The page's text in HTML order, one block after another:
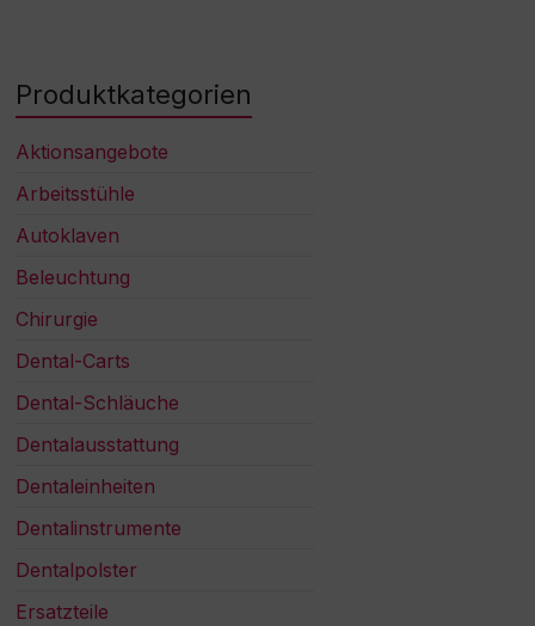
Produktkategorien
Aktionsangebote
Arbeitsstühle
Autoklaven
Beleuchtung
Chirurgie
Dental-Carts
Dental-Schläuche
Dentalausstattung
Dentaleinheiten
Dentalinstrumente
Dentalpolster
Ersatzteile